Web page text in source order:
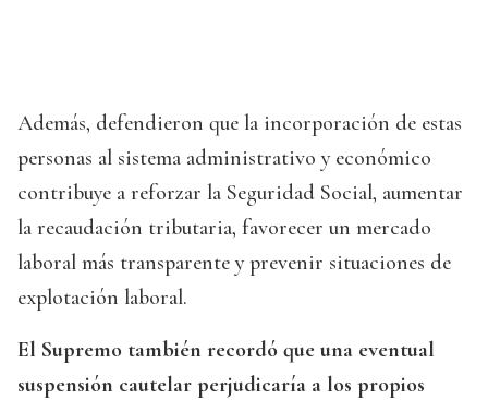
Además, defendieron que la incorporación de estas
personas al sistema administrativo y económico
contribuye a reforzar la Seguridad Social, aumentar
la recaudación tributaria, favorecer un mercado
laboral más transparente y prevenir situaciones de
explotación laboral.
El Supremo también recordó que una eventual
suspensión cautelar perjudicaría a los propios